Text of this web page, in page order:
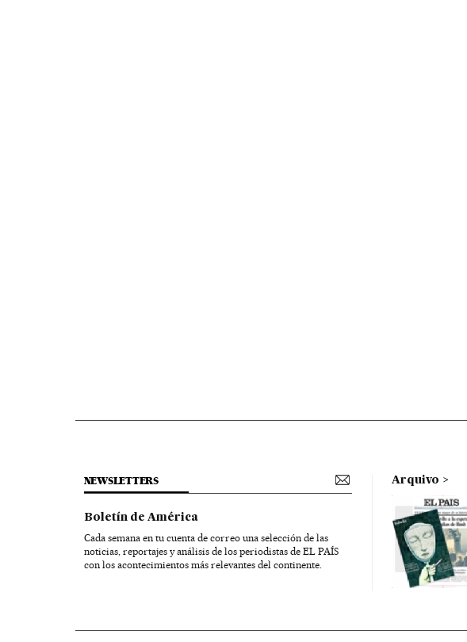
NEWSLETTERS
Boletín de América
Cada semana en tu cuenta de correo una selección de las
noticias, reportajes y análisis de los periodistas de EL PAÍS
con los acontecimientos más relevantes del continente.
Arquivo